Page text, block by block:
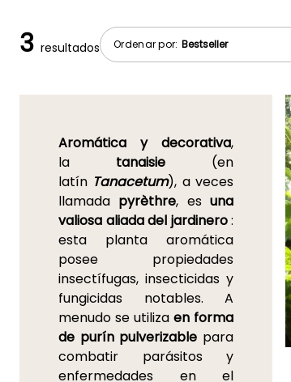
Ordenar por:
3 resultados
Aromática y decorativa,
la tanaisie (en
latín Tanacetum), a veces
llamada pyrèthre, esuna
valiosa aliada del jardinero:
esta planta aromática
posee propiedades
insectífugas, insecticidas y
fungicidas notables. A
menudo se utiliza en forma
de purín pulverizable para
combatir parásitos y
enfermedades en el